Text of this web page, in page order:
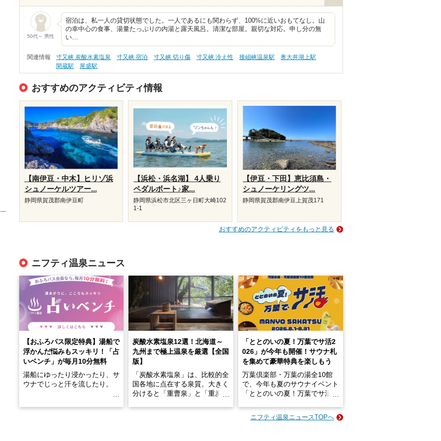
50代～ 男性
宿泊は、私一人の貸切状態でした。一人であるにも関わらず、100%に近いおもてなし。山
の幸中心の食事、湯量たっぷりの内湯と露天風呂。清潔な部屋。親切な対応。申し分の無
い…
関連情報 寸又峡 炭酸水素塩泉 寸又峡 宿泊 寸又峡 切り傷 寸又峡 冷え性 接岨峡温泉駅
奥大井湖上駅
閑蔵駅
尾盛駅
おすすめのアクティビティ情報
【南伊豆・中木】ヒリゾ浜
シュノーケルツアー...
静岡県賀茂郡南伊豆町
【浜松・浜名湖】 4人乗り
ペダルボート♪家...
静岡県浜松市北区三ヶ日町大崎102
1-1
【伊豆・下田】恵比須島・
シュノーケリングツ...
静岡県賀茂郡南伊豆上賀茂171
おすすめのアクティビティをもっと見る
ニフティ温泉ニュース
【おふろパス限定特典】湯船で
浮かんだ悩みもスッキリ！「占
いベンチ」が毎月10分無料
湯船にゆったり浸かったり、サ
ウナでじっと汗を流したり。
炭酸水素塩泉12選！北海道～
九州まで極上温泉を厳選【全国
版】
「炭酸水素塩泉」は、比較的全
国各地に点在する泉質。大きく
分けると「重曹泉」と「重炭酸
「ととのいの夏！万葉でサ活2
026」が今年も開催！サウナ札
を集めて豪華特典を楽しもう
万葉倶楽部・万葉の湯全10館
で、今年も夏のサウナイベント
「ととのいの夏！万葉でサ活2
2026年8月1日（土）～8月31
ニフティ温泉ニュースTOPへ